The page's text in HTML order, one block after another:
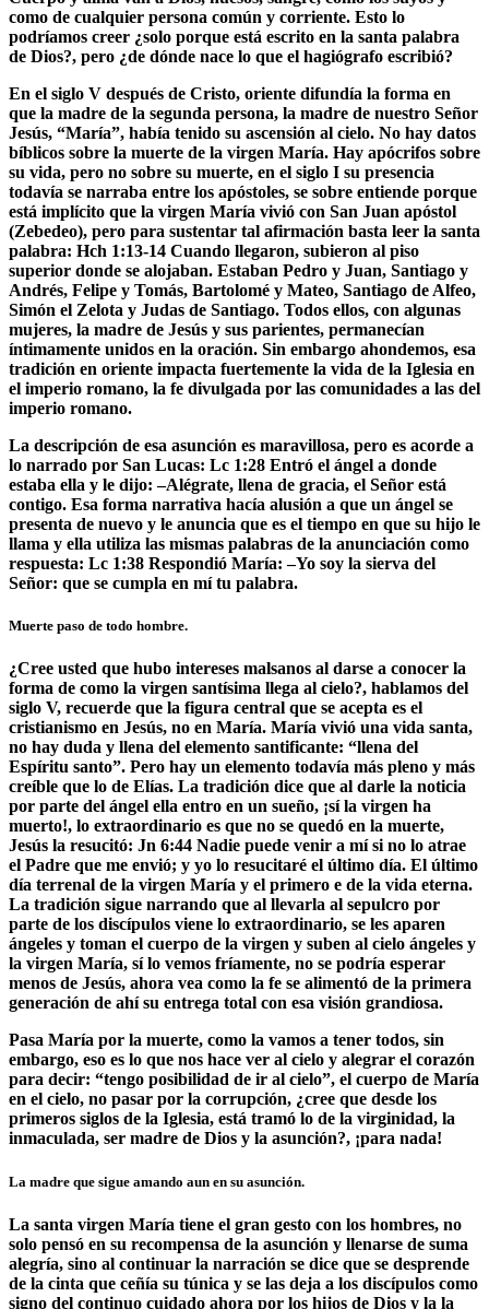
como de cualquier persona común y corriente. Esto lo
podríamos creer ¿solo porque está escrito en la santa palabra
de Dios?, pero ¿de dónde nace lo que el hagiógrafo escribió?
En el siglo V después de Cristo, oriente difundía la forma en
que la madre de la segunda persona, la madre de nuestro Señor
Jesús, “María”, había tenido su ascensión al cielo. No hay datos
bíblicos sobre la muerte de la virgen María. Hay apócrifos sobre
su vida, pero no sobre su muerte, en el siglo I su presencia
todavía se narraba entre los apóstoles, se sobre entiende porque
está implícito que la virgen María vivió con San Juan apóstol
(Zebedeo), pero para sustentar tal afirmación basta leer la santa
palabra: Hch 1:13-14 Cuando llegaron, subieron al piso
superior donde se alojaban. Estaban Pedro y Juan, Santiago y
Andrés, Felipe y Tomás, Bartolomé y Mateo, Santiago de Alfeo,
Simón el Zelota y Judas de Santiago. Todos ellos, con algunas
mujeres, la madre de Jesús y sus parientes, permanecían
íntimamente unidos en la oración. Sin embargo ahondemos, esa
tradición en oriente impacta fuertemente la vida de la Iglesia en
el imperio romano, la fe divulgada por las comunidades a las del
imperio romano.
La descripción de esa asunción es maravillosa, pero es acorde a
lo narrado por San Lucas: Lc 1:28 Entró el ángel a donde
estaba ella y le dijo: –Alégrate, llena de gracia, el Señor está
contigo. Esa forma narrativa hacía alusión a que un ángel se
presenta de nuevo y le anuncia que es el tiempo en que su hijo le
llama y ella utiliza las mismas palabras de la anunciación como
respuesta: Lc 1:38 Respondió María: –Yo soy la sierva del
Señor: que se cumpla en mí tu palabra.
Muerte paso de todo hombre.
¿Cree usted que hubo intereses malsanos al darse a conocer la
forma de como la virgen santísima llega al cielo?, hablamos del
siglo V, recuerde que la figura central que se acepta es el
cristianismo en Jesús, no en María. María vivió una vida santa,
no hay duda y llena del elemento santificante: “llena del
Espíritu santo”. Pero hay un elemento todavía más pleno y más
creíble que lo de Elías. La tradición dice que al darle la noticia
por parte del ángel ella entro en un sueño, ¡sí la virgen ha
muerto!, lo extraordinario es que no se quedó en la muerte,
Jesús la resucitó: Jn 6:44 Nadie puede venir a mí si no lo atrae
el Padre que me envió; y yo lo resucitaré el último día. El último
día terrenal de la virgen María y el primero e de la vida eterna.
La tradición sigue narrando que al llevarla al sepulcro por
parte de los discípulos viene lo extraordinario, se les aparen
ángeles y toman el cuerpo de la virgen y suben al cielo ángeles y
la virgen María, sí lo vemos fríamente, no se podría esperar
menos de Jesús, ahora vea como la fe se alimentó de la primera
generación de ahí su entrega total con esa visión grandiosa.
Pasa María por la muerte, como la vamos a tener todos, sin
embargo, eso es lo que nos hace ver al cielo y alegrar el corazón
para decir: “tengo posibilidad de ir al cielo”, el cuerpo de María
en el cielo, no pasar por la corrupción, ¿cree que desde los
primeros siglos de la Iglesia, está tramó lo de la virginidad, la
inmaculada, ser madre de Dios y la asunción?, ¡para nada!
La madre que sigue amando aun en su asunción.
La santa virgen María tiene el gran gesto con los hombres, no
solo pensó en su recompensa de la asunción y llenarse de suma
alegría, sino al continuar la narración se dice que se desprende
de la cinta que ceñía su túnica y se las deja a los discípulos como
signo del continuo cuidado ahora por los hijos de Dios y la la